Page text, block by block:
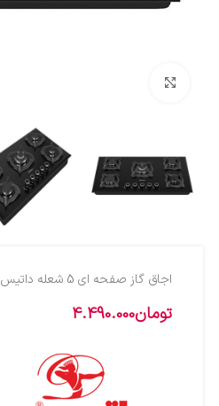
اجاق گاز صفحه ای 5 شعله داتیس مدل DG-531
تومان4.490.000